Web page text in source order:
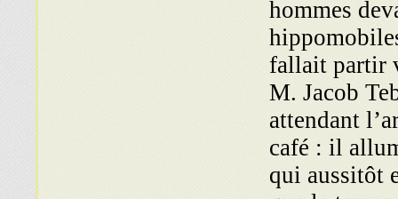
hommes
fallait partir
M. Jacob
attendant
café : il
qui aussitôt